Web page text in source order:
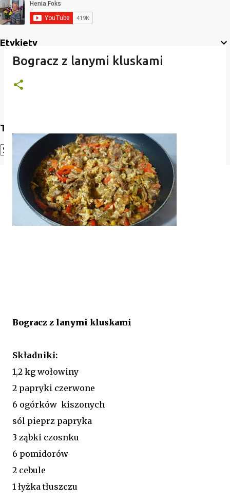
Etykiety
Translate
Powered by Translate
Bogracz z lanymi kluskami
Bogracz z lanymi kluskami
Składniki:
1,2 kg wołowiny
2 papryki czerwone
6 ogórków kiszonych
sól pieprz papryka
3 ząbki czosnku
6 pomidorów
2 cebule
1 łyżka tłuszczu